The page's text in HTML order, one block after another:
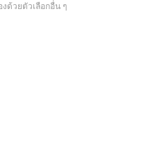
ด้วยตัวเลือกอื่น ๆ